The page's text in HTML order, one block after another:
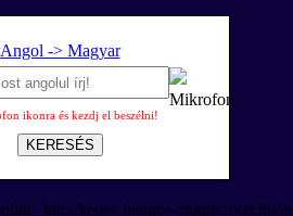
Angol -> Magyar
ikonra és kezdj el beszélni!
KERESÉS
kepes-hangos-angolszotar.hu/